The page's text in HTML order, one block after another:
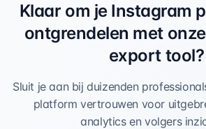
Klaar om je Instagram
ontgrendelen met
export tool?
Sluit je aan bij duizenden
platform vertrouwen voor
analytics en volgers